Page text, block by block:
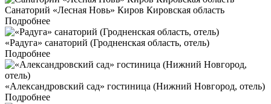
Санаторий «Лесная Новь» Киров Кировская область
Подробнее
«Радуга» санаторий (Гродненская область, отель)
Подробнее
«Александровский сад» гостиница (Нижний Новгород, отель)
Подробнее